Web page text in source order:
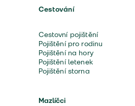
Cestování
Cestovní pojištění
Pojištění pro rodinu
Pojištění na hory
Pojištění letenek
Pojištění storna
Mazlíčci